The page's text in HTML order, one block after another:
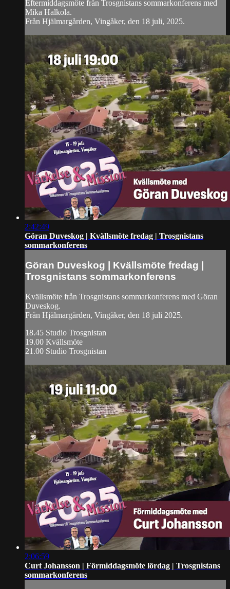
Eftermiddagsmöte från Trosgnistans sommarkonferens med
Mika Halkola.
Från Hjälmargården, Vingåker, den 18 juli, 2025.
2:42:49
Göran Duveskog | Kvällsmöte fredag | Trosgnistans
sommarkonferens
Göran Duveskog | Kvällsmöte fredag |
Trosgnistans sommarkonferens
Kvällsmöte från Trosgnistans sommarkonferens med Göran
Duveskog.
Från Hjälmargården, Vingåker, den 18 juli 2025.
18.45 Studio Trosgnistan
19.00 Kvällsmöte
21.00 Studio Trosgnistan
2:06:59
Curt Johansson | Förmiddagsmöte lördag | Trosgnistans
sommarkonferens